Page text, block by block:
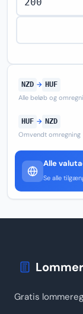
NZD → HUF
Alle beløb og
HUF → NZD
Omvendt omregning
Alle
Se alle
Gratis